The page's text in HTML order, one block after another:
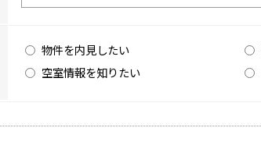
物件を内見したい
空室情報を知りたい